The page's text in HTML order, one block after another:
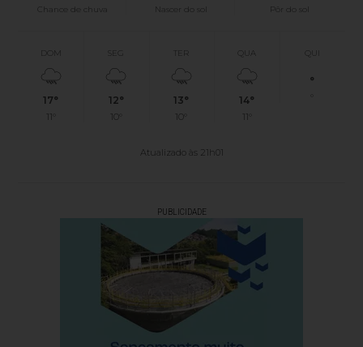
Chance de chuva Nascer do sol Pôr do sol
DOM
17°
11°
SEG
12°
10°
TER
13°
10°
QUA
14°
11°
°
Atualizado às 21h01
PUBLICIDADE